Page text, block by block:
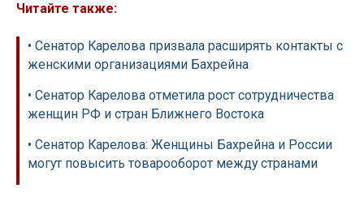
Читайте также:
• Сенатор Карелова призвала расширять контакты с
женскими организациями Бахрейна
• Сенатор Карелова отметила рост сотрудничества
женщин РФ и стран Ближнего Востока
• Сенатор Карелова: Женщины Бахрейна и России
могут повысить товарооборот между странами